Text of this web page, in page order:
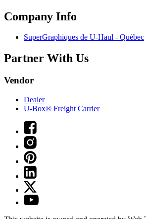
Company Info
SuperGraphiques de U-Haul - Québec
Partner With Us
Vendor
Dealer
U-Box® Freight Carrier